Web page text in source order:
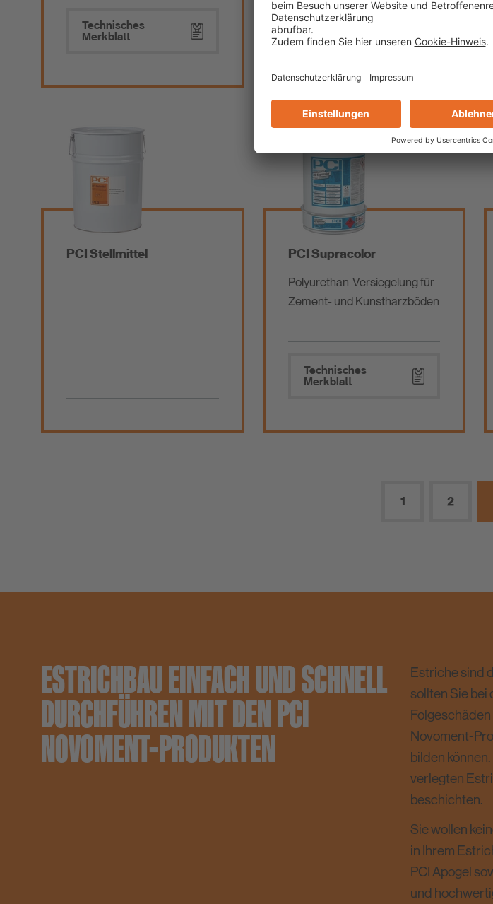
Technisches
Merkblatt
Technisches
Merkblatt
PCI Stellmittel PCI Supracolor
Polyurethan-Versiegelung für
Zement- und Kunstharzböden
Technisches
Merkblatt
1 2
ESTRICHBAU EINFACH UND SCHNELL
DURCHFÜHREN MIT DEN PCI
NOVOMENT-PRODUKTEN
Estriche sind
sollten Sie bei
Folgeschäden
Novoment-
bilden
verlegten
beschichten.
Sie wollen
in Ihrem
PCI Apogel
und